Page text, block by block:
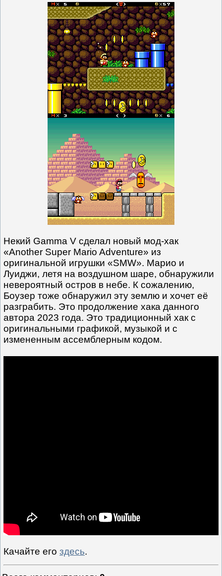
Некий Gamma V сделал новый мод-хак
«Another Super Mario Adventure» из
оригинальной игрушки «SMW». Марио и
Луиджи, летя на воздушном шаре, обнаружили
невероятный остров в небе. К сожалению,
Боузер тоже обнаружил эту землю и хочет её
разграбить. Это продолжение хака данного
автора 2023 года. Это традиционный хак с
оригинальными графикой, музыкой и с
измененным ассемблерным кодом.
Качайте его здесь.